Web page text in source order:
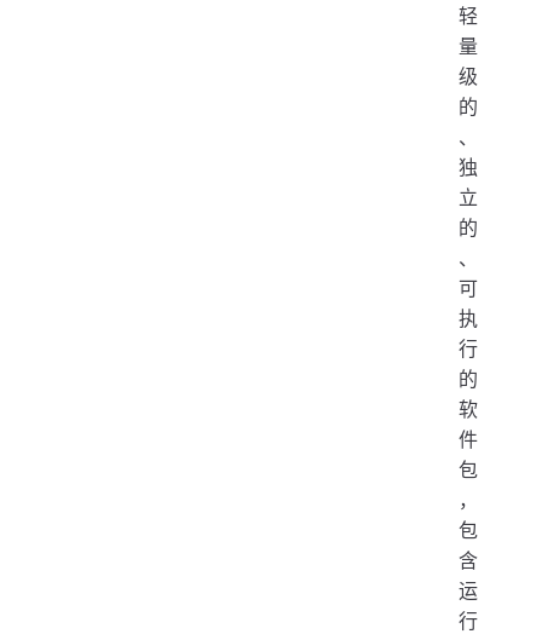
轻
量
级
的
、
独
立
的
、
可
执
行
的
软
件
包
，
包
含
运
行